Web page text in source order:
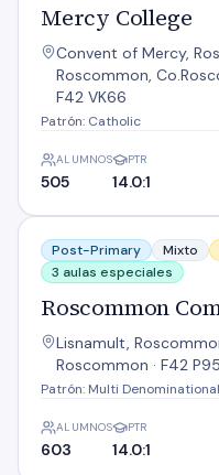
Mercy College
Convent of Mercy,
Roscommon,
F42 VK66
Patrón: Catholic
ALUMNOS
505
PTR
14.0:1
Roscommon Community
Post-Primary Mixto
3 aulas especiales
Roscommon
Lisnamult,
Roscommon · F42
Patrón: Multi Denominational
ALUMNOS
603
PTR
14.0:1